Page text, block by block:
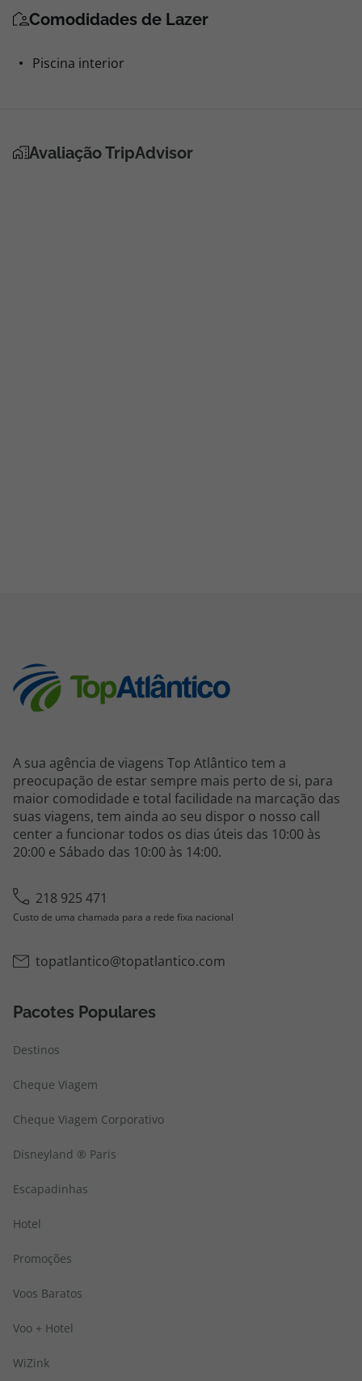
Comodidades de Lazer
Piscina interior
Avaliação TripAdvisor
A sua agência de viagens Top Atlântico tem a
preocupação de estar sempre mais perto de si, para
maior comodidade e total facilidade na marcação das
suas viagens, tem ainda ao seu dispor o nosso call
center a funcionar todos os dias úteis das 10:00 às
20:00 e Sábado das 10:00 às 14:00.
218 925 471
Custo de uma chamada para a rede fixa nacional
topatlantico@topatlantico.com
Pacotes Populares
Destinos
Cheque Viagem
Cheque Viagem Corporativo
Disneyland ® Paris
Escapadinhas
Hotel
Promoções
Voos Baratos
Voo + Hotel
WiZink